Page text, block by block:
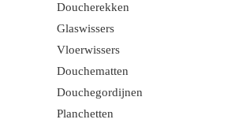
Doucherekken
Glaswissers
Vloerwissers
Douchematten
Douchegordijnen
Planchetten